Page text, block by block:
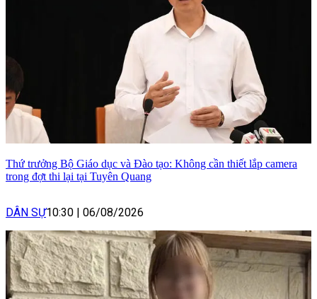
Thứ trưởng Bộ Giáo dục và Đào tạo: Không cần thiết lắp camera
trong đợt thi lại tại Tuyên Quang
DÂN SỰ10:30 06/08/2026